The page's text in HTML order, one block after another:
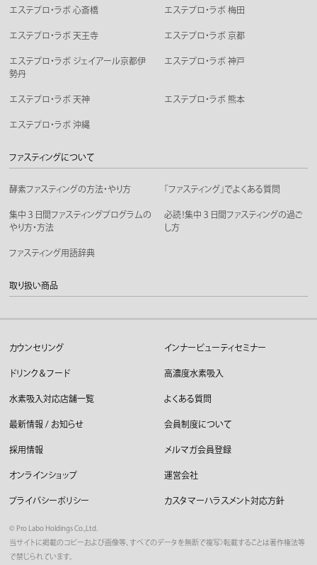
カウンセリング インナービューティセミナー
ドリンク＆フード 高濃度水素吸入
水素吸入対応店舗一覧 よくある質問
最新情報 / お知らせ 会員制度について
採用情報 メルマガ会員登録
オンラインショップ 運営会社
プライバシーポリシー カスタマーハラスメント対応方針
©︎ Pro Labo Holdings Co.,Ltd.
当サイトに掲載のコピーおよび画像等、すべてのデータを無断で複写〉転載することは著作権法等
で禁じられています。
エステプロ・ラボ 心斎橋 エステプロ・ラボ 梅田
エステプロ・ラボ 天王寺 エステプロ・ラボ 京都
エステプロ・ラボ ジェイアール京都伊
勢丹
エステプロ・ラボ 神戸
エステプロ・ラボ 天神 エステプロ・ラボ 熊本
エステプロ・ラボ 沖縄
ファスティングについて
酵素ファスティングの方法・やり方 「ファスティング」でよくある質問
集中３日間ファスティングプログラムの
やり方・方法
必読！集中３日間ファスティングの過ご
し方
ファスティング用語辞典
取り扱い商品